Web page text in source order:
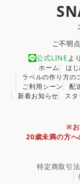
ご不明
公式LINE よ
ホーム は
ラベルの作り方の
ご利用シーン
配
新着お知らせ
ス
※お
20歳未満の方へ
特定商取引